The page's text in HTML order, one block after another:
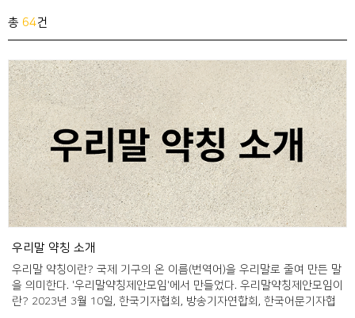
총 64건
우리말 약칭 소개
우리말 약칭이란? 국제 기구의 온 이름(번역어)을 우리말로 줄여 만든 말
을 의미한다. '우리말약칭제안모임'에서 만들었다. 우리말약칭제안모임이
란? 2023년 3월 10일, 한국기자협회, 방송기자연합회, 한국어문기자협